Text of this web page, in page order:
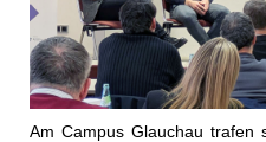
Am Campus Glauchau trafen